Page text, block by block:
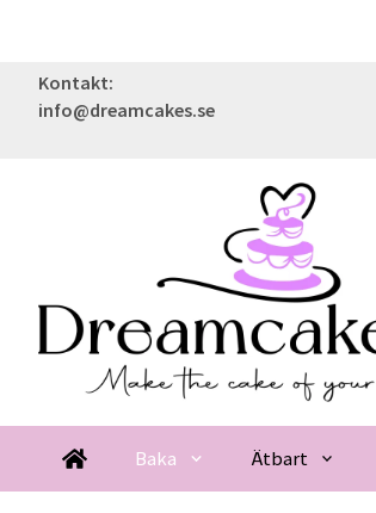
Kontakt:
info@dreamcakes.se
Baka Ätbart